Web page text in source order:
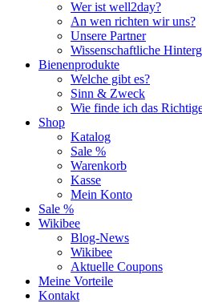
Wer ist well2day?
An wen richten wir uns?
Unsere Partner
Wissenschaftliche
Bienenprodukte
Welche gibt es?
Sinn & Zweck
Wie finde ich das
Shop
Katalog
Sale %
Warenkorb
Kasse
Mein Konto
Sale %
Wikibee
Blog-News
Wikibee
Aktuelle Coupons
Meine Vorteile
Kontakt